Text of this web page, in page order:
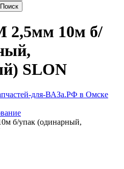
Поиск
2,5мм 10м б/
SLON
для-ВАЗа.РФ в Омске
б/упак (одинарный,